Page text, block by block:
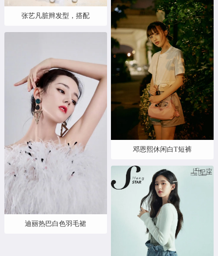
张艺凡脏辫发型，搭配
迪丽热巴白色羽毛裙
邓恩熙休闲白T短裤